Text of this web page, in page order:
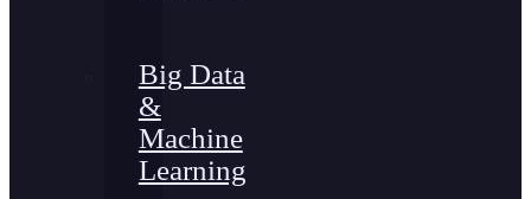
Big Data
&
Machine
Learning